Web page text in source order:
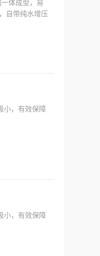
体成型，易
自带纯水增压
小，有效保障
小，有效保障